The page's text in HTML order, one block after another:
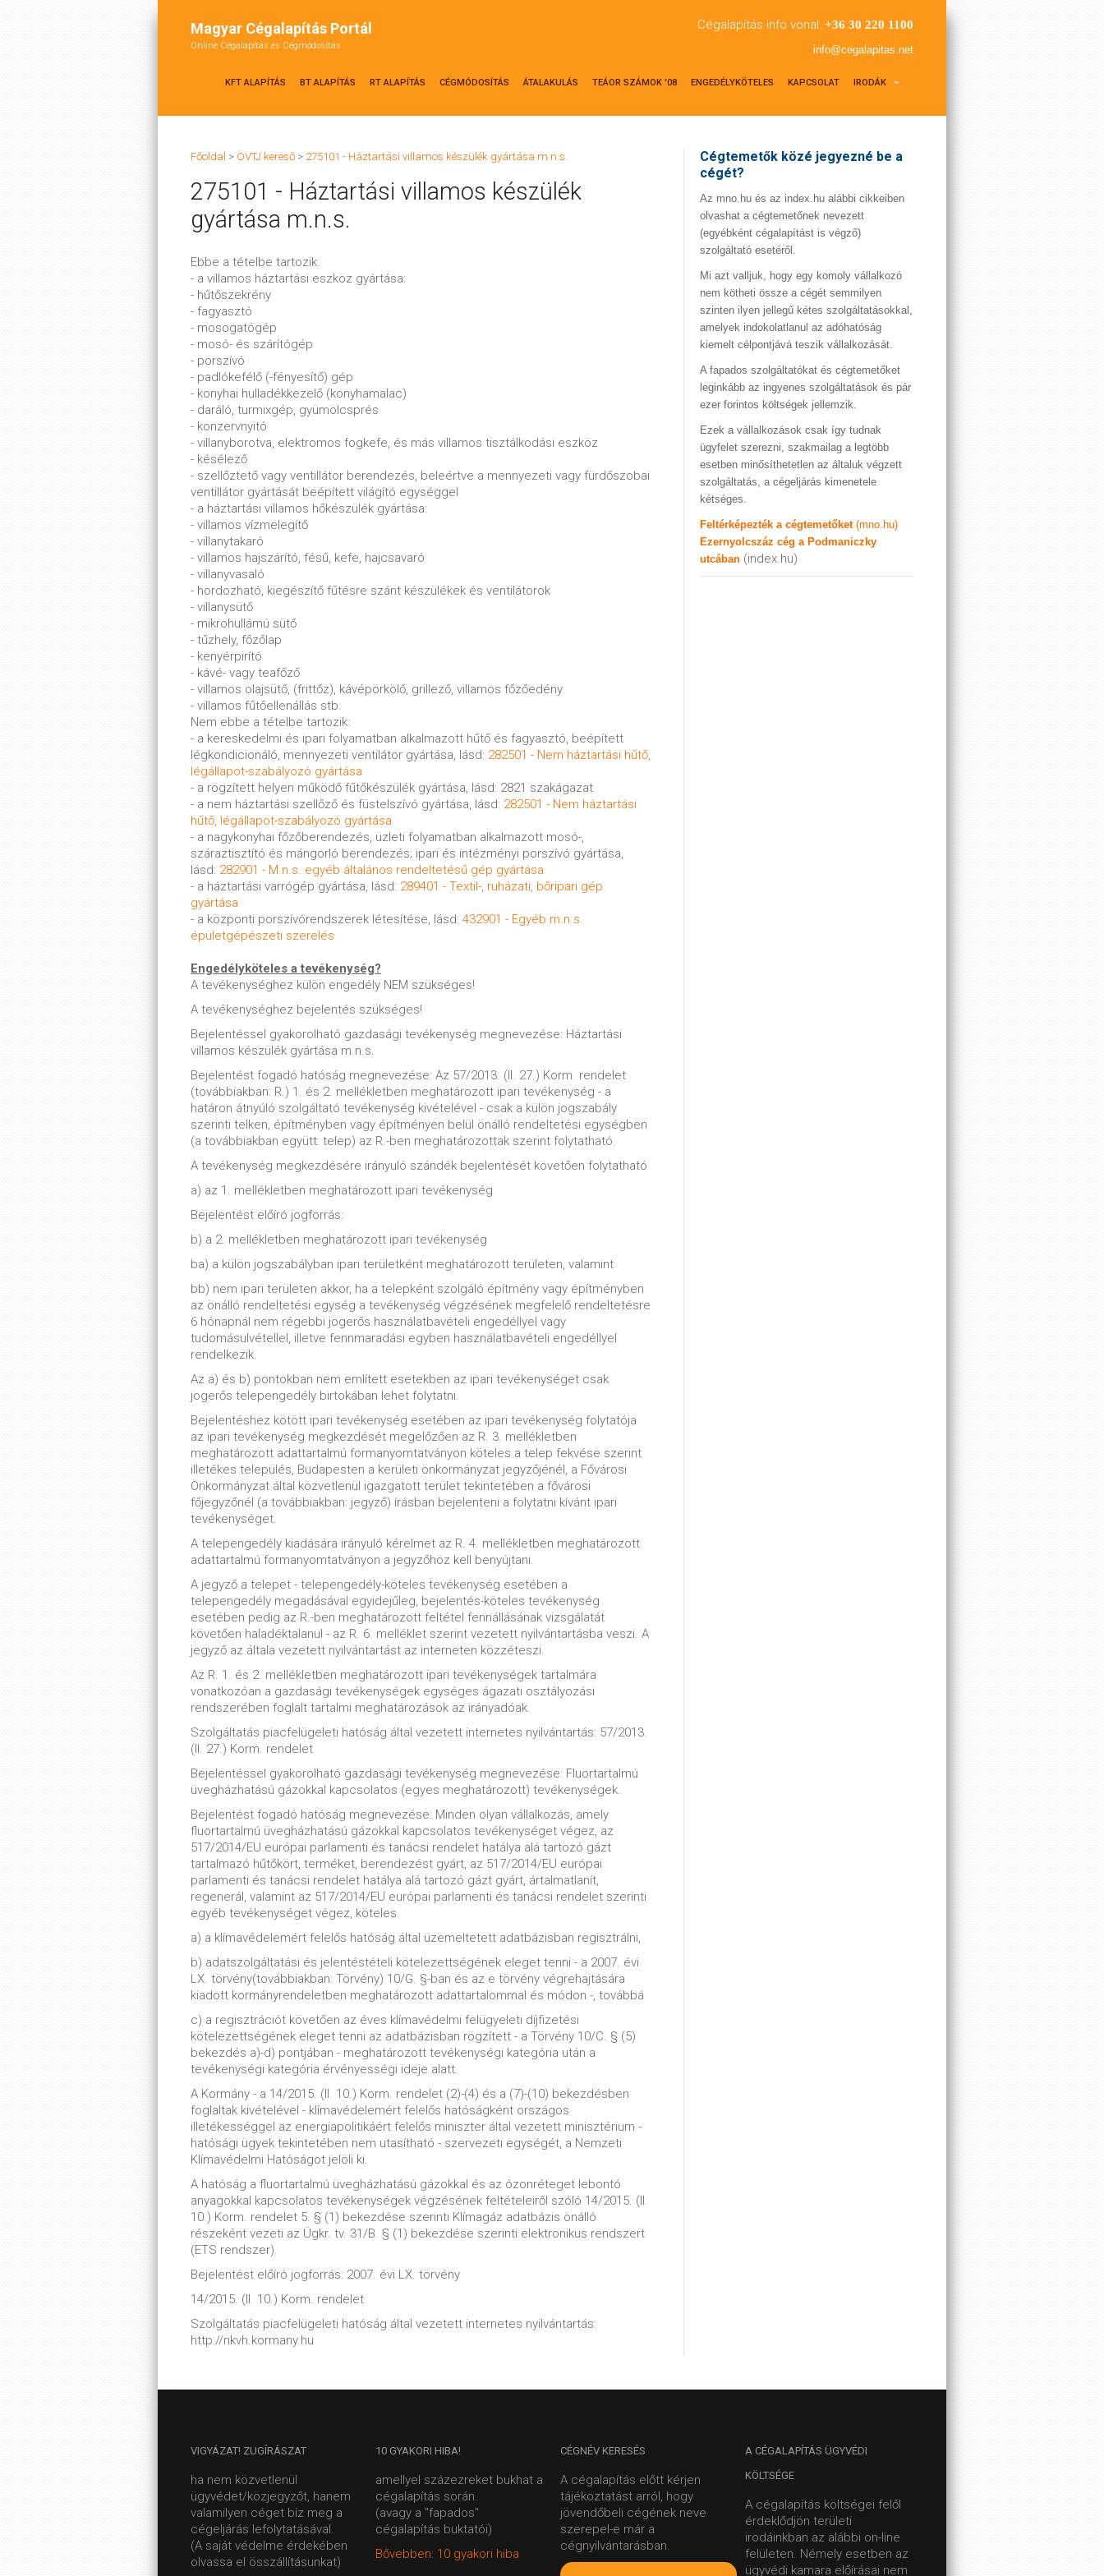
Magyar Cégalapítás Portál
Online Cégalapítás és Cégmódosítás
Cégalapítás info vonal: +36 30 220 1100
info@cegalapitas.net
KFT ALAPÍTÁS BT ALAPÍTÁS RT ALAPÍTÁS CÉGMÓDOSÍTÁS ÁTALAKULÁS TEÁOR SZÁMOK '08 ENGEDÉLYKÖTELES KAPCSOLAT IRODÁK
Főoldal > ÖVTJ kereső > 275101 - Háztartási villamos készülék gyártása m.n.s.
275101 - Háztartási villamos készülék
gyártása m.n.s.
Ebbe a tételbe tartozik:
- a villamos háztartási eszköz gyártása:
- hűtőszekrény
- fagyasztó
- mosogatógép
- mosó- és szárítógép
- porszívó
- padlókefélő (-fényesítő) gép
- konyhai hulladékkezelő (konyhamalac)
- daráló, turmixgép, gyümölcsprés
- konzervnyitó
- villanyborotva, elektromos fogkefe, és más villamos tisztálkodási eszköz
- késélező
- szellőztető vagy ventillátor berendezés, beleértve a mennyezeti vagy fürdőszobai
ventillátor gyártását beépített világító egységgel
- a háztartási villamos hőkészülék gyártása:
- villamos vízmelegítő
- villanytakaró
- villamos hajszárító, fésű, kefe, hajcsavaró
- villanyvasaló
- hordozható, kiegészítő fűtésre szánt készülékek és ventilátorok
- villanysütő
- mikrohullámú sütő
- tűzhely, főzőlap
- kenyérpirító
- kávé- vagy teafőző
- villamos olajsütő, (frittőz), kávépörkölő, grillező, villamos főzőedény
- villamos fűtőellenállás stb.
Nem ebbe a tételbe tartozik:
- a kereskedelmi és ipari folyamatban alkalmazott hűtő és fagyasztó, beépített
légkondicionáló, mennyezeti ventilátor gyártása, lásd: 282501 - Nem háztartási hűtő,
légállapot-szabályozó gyártása
- a rögzített helyen működő fűtőkészülék gyártása, lásd: 2821 szakágazat
- a nem háztartási szellőző és füstelszívó gyártása, lásd: 282501 - Nem háztartási
hűtő, légállapot-szabályozó gyártása
- a nagykonyhai főzőberendezés, üzleti folyamatban alkalmazott mosó-,
száraztisztító és mángorló berendezés; ipari és intézményi porszívó gyártása,
lásd: 282901 - M.n.s. egyéb általános rendeltetésű gép gyártása
- a háztartási varrógép gyártása, lásd: 289401 - Textil-, ruházati, bőripari gép
gyártása
- a központi porszívórendszerek létesítése, lásd: 432901 - Egyéb m.n.s.
épületgépészeti szerelés
Engedélyköteles a tevékenység?
A tevékenységhez külön engedély NEM szükséges!
A tevékenységhez bejelentés szükséges!
Bejelentéssel gyakorolható gazdasági tevékenység megnevezése: Háztartási
villamos készülék gyártása m.n.s.
Bejelentést fogadó hatóság megnevezése: Az 57/2013. (II. 27.) Korm. rendelet
(továbbiakban: R.) 1. és 2. mellékletben meghatározott ipari tevékenység - a
határon átnyúló szolgáltató tevékenység kivételével - csak a külön jogszabály
szerinti telken, építményben vagy építményen belül önálló rendeltetési egységben
(a továbbiakban együtt: telep) az R.-ben meghatározottak szerint folytatható.
A tevékenység megkezdésére irányuló szándék bejelentését követően folytatható
a) az 1. mellékletben meghatározott ipari tevékenység
Bejelentést előíró jogforrás:
b) a 2. mellékletben meghatározott ipari tevékenység
ba) a külön jogszabályban ipari területként meghatározott területen, valamint
bb) nem ipari területen akkor, ha a telepként szolgáló építmény vagy építményben
az önálló rendeltetési egység a tevékenység végzésének megfelelő rendeltetésre
6 hónapnál nem régebbi jogerős használatbavételi engedéllyel vagy
tudomásulvétellel, illetve fennmaradási egyben használatbavételi engedéllyel
rendelkezik.
Az a) és b) pontokban nem említett esetekben az ipari tevékenységet csak
jogerős telepengedély birtokában lehet folytatni.
Bejelentéshez kötött ipari tevékenység esetében az ipari tevékenység folytatója
az ipari tevékenység megkezdését megelőzően az R. 3. mellékletben
meghatározott adattartalmú formanyomtatványon köteles a telep fekvése szerint
illetékes település, Budapesten a kerületi önkormányzat jegyzőjénél, a Fővárosi
Önkormányzat által közvetlenül igazgatott terület tekintetében a fővárosi
főjegyzőnél (a továbbiakban: jegyző) írásban bejelenteni a folytatni kívánt ipari
tevékenységet.
A telepengedély kiadására irányuló kérelmet az R. 4. mellékletben meghatározott
adattartalmú formanyomtatványon a jegyzőhöz kell benyújtani.
A jegyző a telepet - telepengedély-köteles tevékenység esetében a
telepengedély megadásával egyidejűleg, bejelentés-köteles tevékenység
esetében pedig az R.-ben meghatározott feltétel fennállásának vizsgálatát
követően haladéktalanul - az R. 6. melléklet szerint vezetett nyilvántartásba veszi. A
jegyző az általa vezetett nyilvántartást az interneten közzéteszi.
Az R. 1. és 2. mellékletben meghatározott ipari tevékenységek tartalmára
vonatkozóan a gazdasági tevékenységek egységes ágazati osztályozási
rendszerében foglalt tartalmi meghatározások az irányadóak.
Szolgáltatás piacfelügeleti hatóság által vezetett internetes nyilvántartás: 57/2013.
(II. 27.) Korm. rendelet
Bejelentéssel gyakorolható gazdasági tevékenység megnevezése: Fluortartalmú
üvegházhatású gázokkal kapcsolatos (egyes meghatározott) tevékenységek.
Bejelentést fogadó hatóság megnevezése: Minden olyan vállalkozás, amely
fluortartalmú üvegházhatású gázokkal kapcsolatos tevékenységet végez, az
517/2014/EU európai parlamenti és tanácsi rendelet hatálya alá tartozó gázt
tartalmazó hűtőkört, terméket, berendezést gyárt, az 517/2014/EU európai
parlamenti és tanácsi rendelet hatálya alá tartozó gázt gyárt, ártalmatlanít,
regenerál, valamint az 517/2014/EU európai parlamenti és tanácsi rendelet szerinti
egyéb tevékenységet végez, köteles
a) a klímavédelemért felelős hatóság által üzemeltetett adatbázisban regisztrálni,
b) adatszolgáltatási és jelentéstételi kötelezettségének eleget tenni - a 2007. évi
LX. törvény(továbbiakban: Törvény) 10/G. §-ban és az e törvény végrehajtására
kiadott kormányrendeletben meghatározott adattartalommal és módon -, továbbá
c) a regisztrációt követően az éves klímavédelmi felügyeleti díjfizetési
kötelezettségének eleget tenni az adatbázisban rögzített - a Törvény 10/C. § (5)
bekezdés a)-d) pontjában - meghatározott tevékenységi kategória után a
tevékenységi kategória érvényességi ideje alatt.
A Kormány - a 14/2015. (II. 10.) Korm. rendelet (2)-(4) és a (7)-(10) bekezdésben
foglaltak kivételével - klímavédelemért felelős hatóságként országos
illetékességgel az energiapolitikáért felelős miniszter által vezetett minisztérium -
hatósági ügyek tekintetében nem utasítható - szervezeti egységét, a Nemzeti
Klímavédelmi Hatóságot jelöli ki.
A hatóság a fluortartalmú üvegházhatású gázokkal és az ózonréteget lebontó
anyagokkal kapcsolatos tevékenységek végzésének feltételeiről szóló 14/2015. (II.
10.) Korm. rendelet 5. § (1) bekezdése szerinti Klímagáz adatbázis önálló
részeként vezeti az Ügkr. tv. 31/B. § (1) bekezdése szerinti elektronikus rendszert
(ETS rendszer).
Bejelentést előíró jogforrás: 2007. évi LX. törvény
14/2015. (II. 10.) Korm. rendelet
Szolgáltatás piacfelügeleti hatóság által vezetett internetes nyilvántartás:
http://nkvh.kormany.hu
Cégtemetők közé jegyezné be a
cégét?
Az mno.hu és az index.hu alábbi cikkeiben
olvashat a cégtemetőnek nevezett
(egyébként cégalapítást is végző)
szolgáltató esetéről.
Mi azt valljuk, hogy egy komoly vállalkozó
nem kötheti össze a cégét semmilyen
szinten ilyen jellegű kétes szolgáltatásokkal,
amelyek indokolatlanul az adóhatóság
kiemelt célpontjává teszik vállalkozását.
A fapados szolgáltatókat és cégtemetőket
leginkább az ingyenes szolgáltatások és pár
ezer forintos költségek jellemzik.
Ezek a vállalkozások csak így tudnak
ügyfelet szerezni, szakmailag a legtöbb
esetben minősíthetetlen az általuk végzett
szolgáltatás, a cégeljárás kimenetele
kétséges.
Feltérképezték a cégtemetőket (mno.hu)
Ezernyolcszáz cég a Podmaniczky
utcában (index.hu)
VIGYÁZAT! ZUGÍRÁSZAT
ha nem közvetlenül
ügyvédet/közjegyzőt, hanem
valamilyen céget bíz meg a
cégeljárás lefolytatásával.
(A saját védelme érdekében
olvassa el összállításunkat)
10 GYAKORI HIBA!
amellyel százezreket bukhat a
cégalapítás során.
(avagy a "fapados"
cégalapítás buktatói)
Bővebben: 10 gyakori hiba
CÉGNÉV KERESÉS
A cégalapítás előtt kérjen
tájékoztatást arról, hogy
jövendőbeli cégének neve
szerepel-e már a
cégnyilvántarásban.
A CÉGALAPÍTÁS ÜGYVÉDI
KÖLTSÉGE
A cégalapítás költségei felől
érdeklődjön területi
irodáinkban az alábbi on-line
felületen. Némely esetben az
ügyvédi kamara előírásai nem